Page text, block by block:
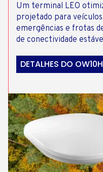
Um terminal LEO
projetado para
emergências e frotas
de conectividade
DETALHES DO